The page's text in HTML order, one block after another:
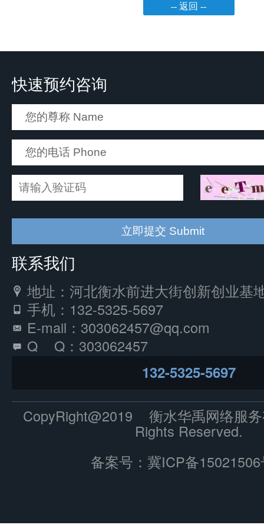
-- 返回 --
快速预约咨询
联系我们
地址：河北衡水前进大街创新创业基
手机：132-5325-5697
E-mail：303062457@qq.com
Q Q：303062457
132-5325-5697
CopyRight@2019 衡水华禹网络服
Rights Reserved.
备案号： 冀ICP备